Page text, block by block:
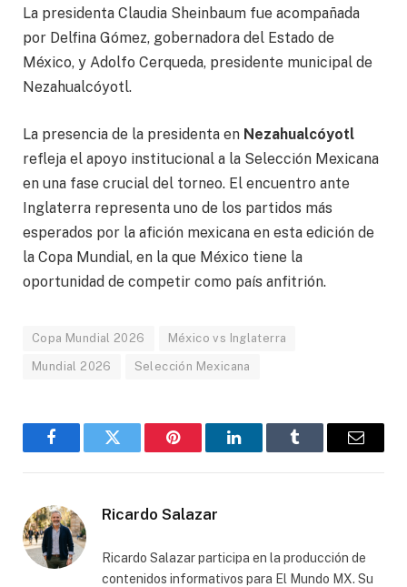
La presidenta Claudia Sheinbaum fue acompañada
por Delfina Gómez, gobernadora del Estado de
México, y Adolfo Cerqueda, presidente municipal de
Nezahualcóyotl.
La presencia de la presidenta en Nezahualcóyotl
refleja el apoyo institucional a la Selección Mexicana
en una fase crucial del torneo. El encuentro ante
Inglaterra representa uno de los partidos más
esperados por la afición mexicana en esta edición de
la Copa Mundial, en la que México tiene la
oportunidad de competir como país anfitrión.
Copa Mundial 2026 México vs Inglaterra
Mundial 2026 Selección Mexicana
FacebookGorjeo Pinterest LinkedInTumblr
Correo
Ricardo Salazar
Ricardo Salazar participa en la producción de
contenidos informativos para El Mundo MX. Su